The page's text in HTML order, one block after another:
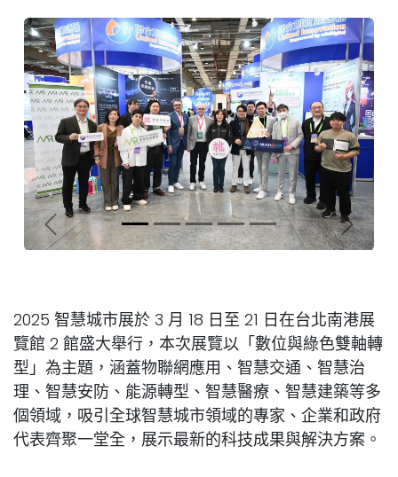
上一頁 下一頁
2025 智慧城市展於 3 月 18 日至 21 日在台北南港展
覽館 2 館盛大舉行，本次展覽以「數位與綠色雙軸轉
型」為主題，涵蓋物聯網應用、智慧交通、智慧治
理、智慧安防、能源轉型、智慧醫療、智慧建築等多
個領域，吸引全球智慧城市領域的專家、企業和政府
代表齊聚一堂全，展示最新的科技成果與解決方案。